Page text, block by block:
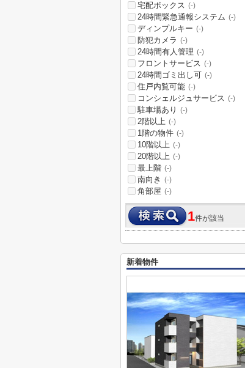
宅配ボックス (-)
24時間緊急通報システム (-)
ディンプルキー (-)
防犯カメラ (-)
24時間有人管理 (-)
フロントサービス (-)
24時間ゴミ出し可 (-)
住戸内覧可能 (-)
コンシェルジュサービス (-)
駐車場あり (-)
2階以上 (-)
1階の物件 (-)
10階以上 (-)
20階以上 (-)
最上階 (-)
南向き (-)
角部屋 (-)
1件が該当
新着物件